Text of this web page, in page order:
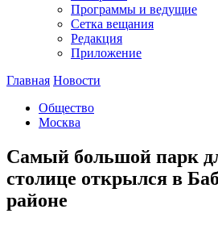
Программы и ведущие
Сетка вещания
Редакция
Приложение
Главная Новости
Общество
Москва
Самый большой парк
столице открылся в
районе